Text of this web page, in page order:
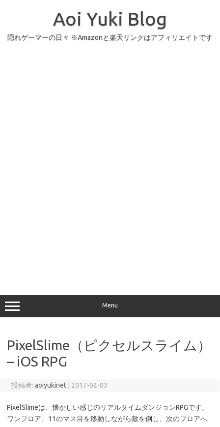
Aoi Yuki Blog
隠れゲーマーの日々 ※Amazonと楽天リンクはアフィリエイトです
Menu
PixelSlime（ピクセルスライム）
– iOS RPG
投稿者: aoiyukinet 2017-02-03
PixelSlimeは、懐かしい感じのリアルタイムダンジョンRPGです。
ワンフロア、11のマス目を移動しながら敵を倒し、次のフロアへ